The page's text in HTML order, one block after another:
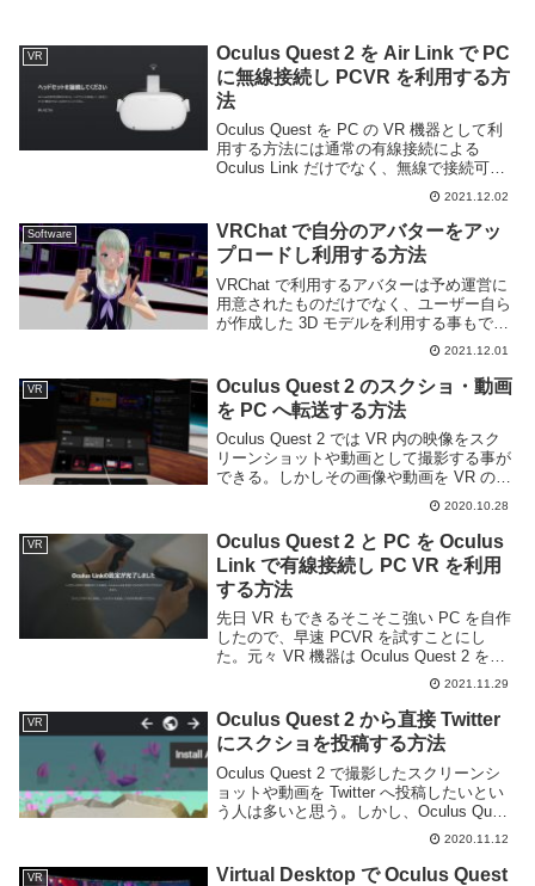
VR
Oculus Quest 2 を Air Link で PC
に無線接続し PCVR を利用する方
法
Oculus Quest を PC の VR 機器として利
用する方法には通常の有線接続による
Oculus Link だけでなく、無線で接続可能
な Oculus Air Link がある。無線接続でき
れば煩わしい USB ケーブルの呪縛から...
2021.12.02
Software
VRChat で自分のアバターをアッ
プロードし利用する方法
VRChat で利用するアバターは予め運営に
用意されたものだけでなく、ユーザー自ら
が作成した 3D モデルを利用する事もでき
る。3D モデルは BOOTH 等で販売されて
いるものもあり、3D モデリングできなく
ともカスタマイズしてオリジナル...
2021.12.01
VR
Oculus Quest 2 のスクショ・動画
を PC へ転送する方法
Oculus Quest 2 では VR 内の映像をスク
リーンショットや動画として撮影する事が
できる。しかしその画像や動画を VR の外
に送るのはやや面倒だ。Quest 2 は
Android ベースの癖に何故か共有メニュー
で Facebo...
2020.10.28
VR
Oculus Quest 2 と PC を Oculus
Link で有線接続し PC VR を利用
する方法
先日 VR もできるそこそこ強い PC を自作
したので、早速 PCVR を試すことにし
た。元々 VR 機器は Oculus Quest 2 を所
持していたので、Oculus Link 機能を用い
て PC と接続し、PC VR として利用し
て...
2021.11.29
VR
Oculus Quest 2 から直接 Twitter
にスクショを投稿する方法
Oculus Quest 2 で撮影したスクリーンシ
ョットや動画を Twitter へ投稿したいとい
う人は多いと思う。しかし、Oculus Quest
2 の共有機能は Facebook にしか投稿でき
ないという気が狂ったとしか思えないよ
う...
2020.11.12
VR
Virtual Desktop で Oculus Quest